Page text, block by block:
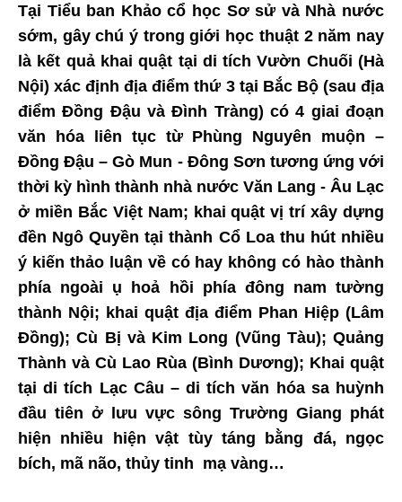
Tại Tiểu ban Khảo cổ học Sơ sử và Nhà nước
sớm, gây chú ý trong giới học thuật 2 năm nay
là kết quả khai quật tại di tích Vườn Chuối (Hà
Nội) xác định địa điểm thứ 3 tại Bắc Bộ (sau địa
điểm Đồng Đậu và Đình Tràng) có 4 giai đoạn
văn hóa liên tục từ Phùng Nguyên muộn –
Đồng Đậu – Gò Mun - Đông Sơn tương ứng với
thời kỳ hình thành nhà nước Văn Lang - Âu Lạc
ở miền Bắc Việt Nam; khai quật vị trí xây dựng
đền Ngô Quyền tại thành Cổ Loa thu hút nhiều
ý kiến thảo luận về có hay không có hào thành
phía ngoài ụ hoả hồi phía đông nam tường
thành Nội; khai quật địa điểm Phan Hiệp (Lâm
Đồng); Cù Bị và Kim Long (Vũng Tàu); Quảng
Thành và Cù Lao Rùa (Bình Dương); Khai quật
tại di tích Lạc Câu – di tích văn hóa sa huỳnh
đầu tiên ở lưu vực sông Trường Giang phát
hiện nhiều hiện vật tùy táng bằng đá, ngọc
bích, mã não, thủy tinh mạ vàng…